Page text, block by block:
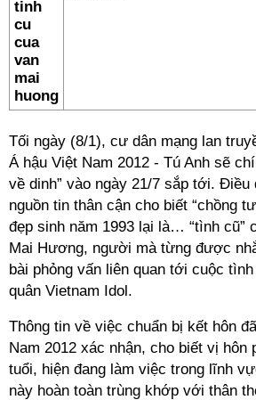
Tối ngày (8/1), cư dân mạng lan
Á hậu Việt Nam 2012 - Tú Anh sẽ
về dinh” vào ngày 21/7 sắp tới. Điều
nguồn tin thân cận cho biết “chồng
đẹp sinh năm 1993 lại là… “tình cũ”
Mai Hương, người mà từng được
bài phỏng vấn liên quan tới cuộc
quân Vietnam Idol.
Thông tin về việc chuẩn bị kết hôn
Nam 2012 xác nhận, cho biết vị hôn
tuổi, hiện đang làm việc trong lĩnh
này hoàn toàn trùng khớp với thân